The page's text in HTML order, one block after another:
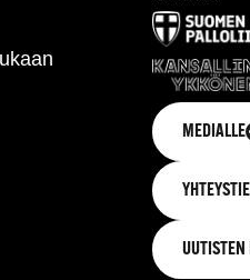
MEDIALLE
UUTISTEN